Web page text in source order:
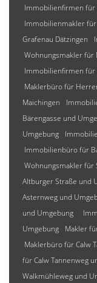
Immobilienfirmen für
Immobilienmakler
Grafenau Dätzingen
Wohnungsmakler für
Immobilienfirmen für
Maklerbüro für
Maichingen
Bärengasse und
Umgebung
Immobilienbüro für
Wohnungsmakler für
Altburger Straße und
Asternweg und
und Umgebung
Umgebung
Makler
Maklerbüro für Calw
für Calw Tannenweg
Walkmühleweg und